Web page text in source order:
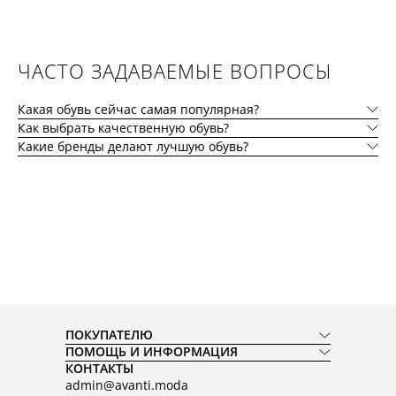
ЧАСТО ЗАДАВАЕМЫЕ ВОПРОСЫ
Какая обувь сейчас самая популярная?
Как выбрать качественную обувь?
Какие бренды делают лучшую обувь?
ПОКУПАТЕЛЮ
ПОМОЩЬ И ИНФОРМАЦИЯ
КОНТАКТЫ
admin@avanti.moda